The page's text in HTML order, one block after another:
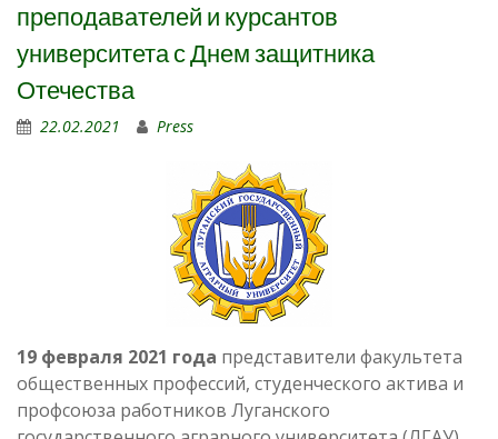
преподавателей и курсантов
университета с Днем защитника
Отечества
22.02.2021 Press
19 февраля 2021 года представители факультета
общественных профессий, студенческого актива и
профсоюза работников Луганского